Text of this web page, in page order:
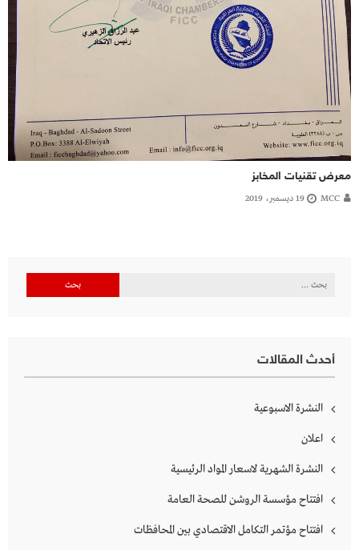
معرض تقنيات المخابز
MCC 19 ديسمبر، 2019
البحث
أحدث المقالات
النشرة الاسبوعية
اعلان
النشرة الشهرية لاسعار المواد الرئيسية
افتتاح مؤسسة الروشن للصحة العامة
افتتاح مؤتمر التكامل الاقتصادي بين المحافظات